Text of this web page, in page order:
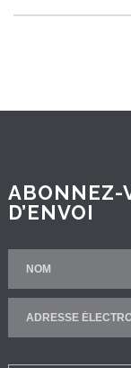
ABONNEZ-
D’ENVOI